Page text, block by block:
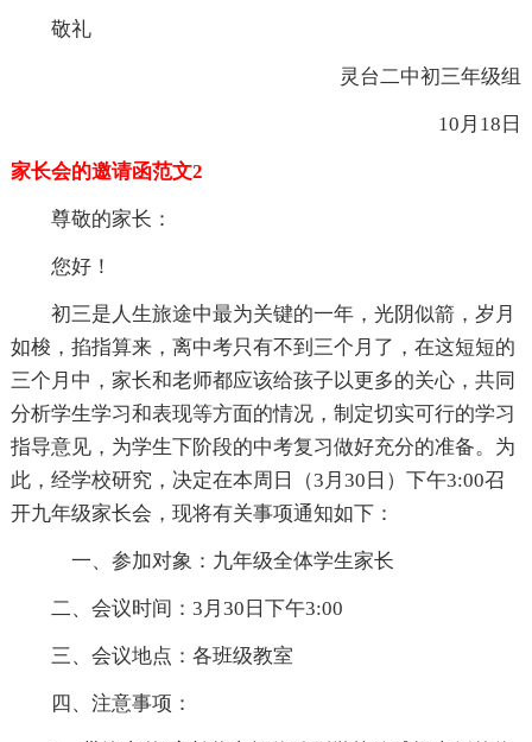
敬礼
灵台二中初三年级组
10月18日
家长会的邀请函范文2
尊敬的家长：
您好！
初三是人生旅途中最为关键的一年，光阴似箭，岁月
如梭，掐指算来，离中考只有不到三个月了，在这短短的
三个月中，家长和老师都应该给孩子以更多的关心，共同
分析学生学习和表现等方面的情况，制定切实可行的学习
指导意见，为学生下阶段的中考复习做好充分的准备。为
此，经学校研究，决定在本周日（3月30日）下午3:00召
开九年级家长会，现将有关事项通知如下：
一、参加对象：九年级全体学生家长
二、会议时间：3月30日下午3:00
三、会议地点：各班级教室
四、注意事项：